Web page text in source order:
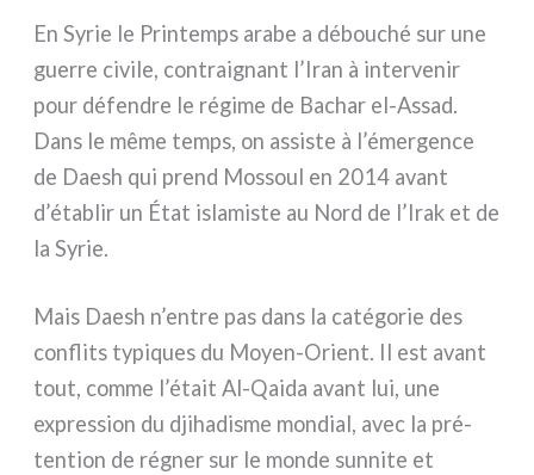
En Syrie le Printemps ara­be a débou­ché sur une
guer­re civi­le, con­trai­gnant l’Iran à inter­ve­nir
pour défen­dre le régi­me de Bachar el-Assad.
Dans le même temps, on assi­ste à l’émergence
de Daesh qui prend Mossoul en 2014 avant
d’établir un État isla­mi­ste au Nord de l’Irak et de
la Syrie.
Mais Daesh n’entre pas dans la caté­go­rie des
con­fli­ts typi­ques du Moyen-Orient. Il est avant
tout, com­me l’était Al-Qaida avant lui, une
expres­sion du dji­ha­di­sme mon­dial, avec la pré­
ten­tion de régner sur le mon­de sun­ni­te et